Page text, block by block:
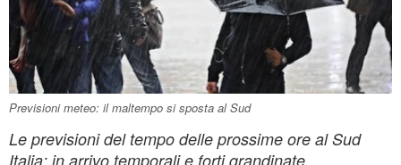
Previsioni meteo: il maltempo si sposta al Sud
Le previsioni del tempo delle prossime ore al Sud
Italia: in arrivo temporali e forti grandinate.